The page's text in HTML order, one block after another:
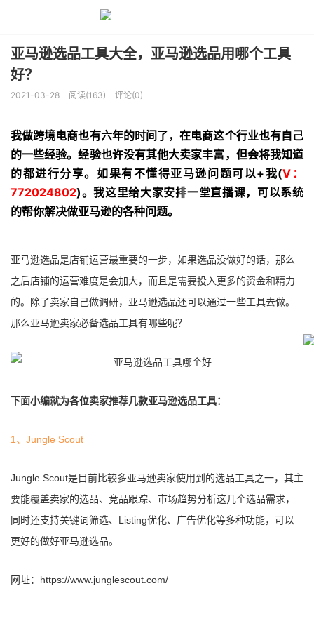
亚马逊选品工具大全，亚马逊选品用哪个工具
好？
2021-03-28 阅读(163) 评论(0)
我做跨境电商也有六年的时间了，在电商这个行业也有自己
的一些经验。经验也许没有其他大卖家丰富，但会将我知道
的都进行分享。如果有不懂得亚马逊问题可以+我(V：
772024802)。我这里给大家安排一堂直播课，可以系统
的帮你解决做亚马逊的各种问题。
亚马逊选品是店铺运营最重要的一步，如果选品没做好的话，那么
之后店铺的运营难度是会加大，而且是需要投入更多的资金和精力
的。除了卖家自己做调研，亚马逊选品还可以通过一些工具去做。
那么亚马逊卖家必备选品工具有哪些呢？
下面小编就为各位卖家推荐几款亚马逊选品工具：
1、Jungle Scout
Jungle Scout是目前比较多亚马逊卖家使用到的选品工具之一，其主
要能覆盖卖家的选品、竞品跟踪、市场趋势分析这几个选品需求，
同时还支持关键词筛选、Listing优化、广告优化等多种功能，可以
更好的做好亚马逊选品。
网址：https://www.junglescout.com/